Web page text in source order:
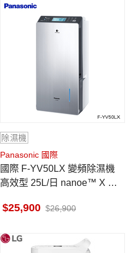
除濕機
Panasonic 國際
國際 F-YV50LX 變頻除濕機
高效型 25L/日 nanoe™ X 健
25,900 26,900